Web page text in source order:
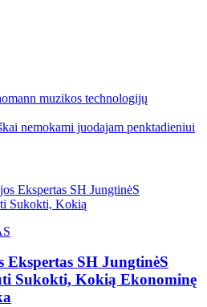
muzikos technologijų
nemokami juodajam penktadieniui
SH JungtinėS
Sukokti, Kokią Ekonominę